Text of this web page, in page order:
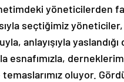
yöneticilerden
seçtiğimiz yöneticiler,
anlayışıyla
esnafımızla,
oluyor.